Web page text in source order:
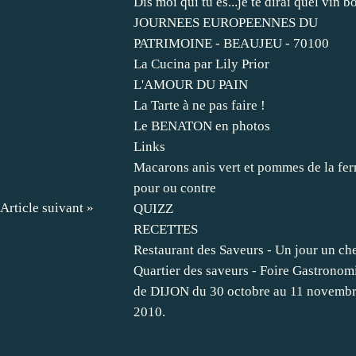
Article suivant »
JOURNEES EUROPEENNES DU
PATRIMOINE - BEAUJEU - 70100
La Cucina par Lily Prior
L'AMOUR DU PAIN
La Tarte à ne pas faire !
Le BENATON en photos
Links
Macarons anis vert et pommes de la
pour ou contre
QUIZZ
RECETTES
Restaurant des Saveurs - Un jour un
Quartier des saveurs - Foire
de DIJON du 30 octobre au 11
2010.